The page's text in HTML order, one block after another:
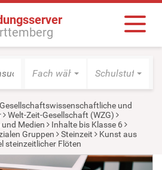
Fach wählen Schulstufe
Gesellschaftswissenschaftliche und
Welt-Zeit-Gesellschaft (WZG)
Medien
Inhalte bis Klasse 6
Gruppen
Steinzeit
Kunst aus
steinzeitlicher Flöten